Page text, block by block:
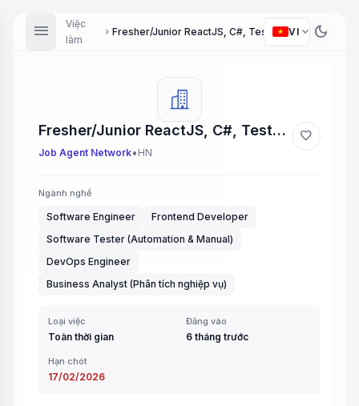
menu
Việc
làm
chevron_right Fresher/Junior ReactJS, C#, Tester, DevOps, BA
VI expand_more dark_mode
Fresher/Junior ReactJS, C#, Tester, DevOps, BA
Job Agent Network• HN
favorite
Ngành nghề
Software Engineer
Frontend Developer
Software Tester (Automation & Manual)
DevOps Engineer
Business Analyst (Phân tích nghiệp vụ)
Loại việc
Toàn thời gian
Đăng vào
6 tháng trước
Hạn chót
17/02/2026